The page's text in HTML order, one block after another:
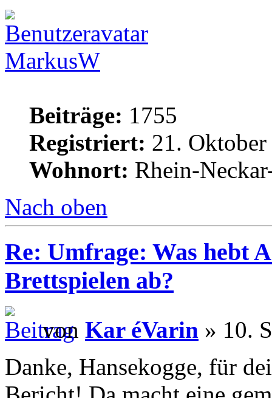
MarkusW
Beiträge: 1755
Registriert: 21.
Wohnort: Rhein-
Nach oben
Re: Umfrage: Was hebt
Brettspielen ab?
von Kar éVarin » 10.
Danke, Hansekogge, für